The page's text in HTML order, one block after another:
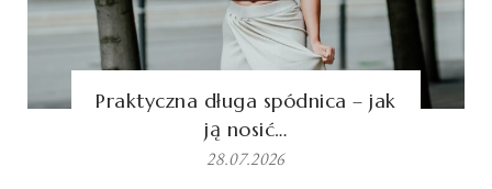
Praktyczna długa spódnica – jak
ją nosić…
28.07.2026